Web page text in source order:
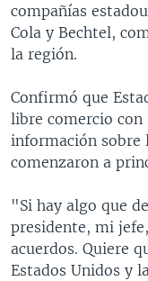
compañías
Cola y Bechtel,
la región.
Confirmó que
libre comercio con
información sobre
comenzaron a
"Si hay algo que
presidente, mi
acuerdos. Quiere
Estados Unidos y